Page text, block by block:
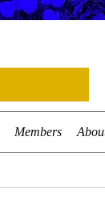
Members About